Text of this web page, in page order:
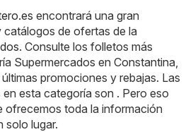
encontrará una gran
de ofertas de la
. Consulte los folletos más
Supermercados en Constantina,
promociones y rebajas. Las
esta categoría son . Pero eso
ofrecemos toda la información
solo lugar.